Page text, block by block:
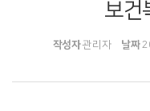
보건
작성자관리자 날짜